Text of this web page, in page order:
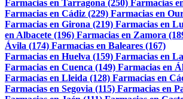
Farmacias en Tarragona (250) Farmacias
Farmacias en Cádiz (229) Farmacias en
Farmacias en Girona (219) Farmacias en
en Albacete (196) Farmacias en Zamora
Ávila (174) Farmacias en Baleares (167)
Farmacias en Huelva (159) Farmacias en
Farmacias en Cuenca (149) Farmacias en
Farmacias en Lleida (128) Farmacias en
Farmacias en Segovia (115) Farmacias en